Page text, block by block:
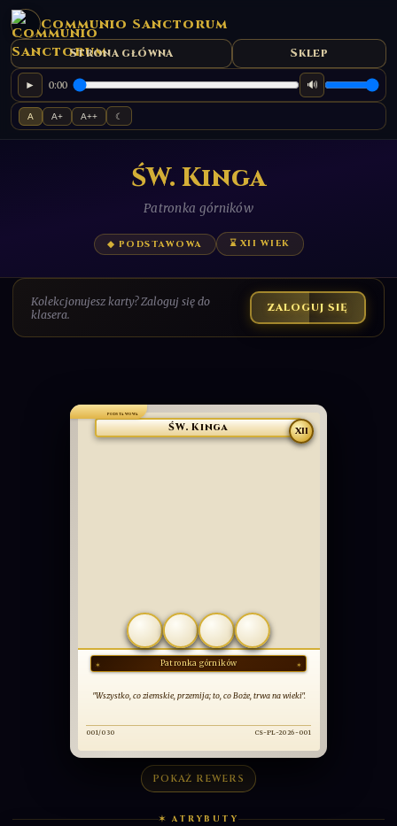
Communio Sanctorum
Strona główna Sklep
► 0:00 🔊
A A+ A++ ☾
ŚW. Kinga
Patronka górników
◆ PODSTAWOWA ⌛ XII WIEK
Kolekcjonujesz karty? Zaloguj się do
klasera.
ZALOGUJ SIĘ
COMMUNIO
SANCTORUM
OBCOWANIE ŚWIĘTYCH
POKAŻ REWERS
✶ ATRYBUTY